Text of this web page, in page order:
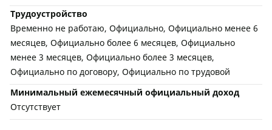
Трудоустройство
Временно не работаю, Официально, Официально менее 6
месяцев, Официально более 6 месяцев, Официально
менее 3 месяцев, Официально более 3 месяцев,
Официально по договору, Официально по трудовой
Минимальный ежемесячный официальный доход
Отсутствует